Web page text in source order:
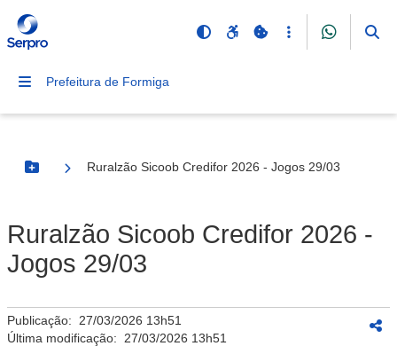
Prefeitura de Formiga
Botão Menu
Ruralzão Sicoob Credifor 2026 - Jogos 29/03
Ruralzão Sicoob Credifor 2026 -
Jogos 29/03
Publicação: 27/03/2026 13h51
Última modificação: 27/03/2026 13h51